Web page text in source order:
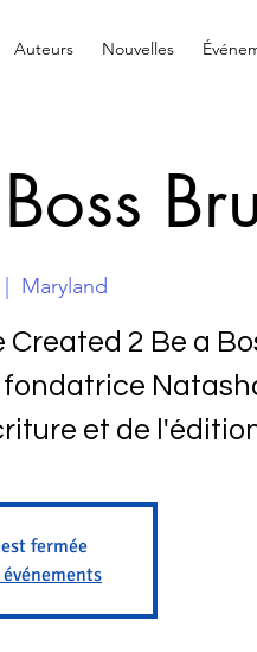
Auteurs Nouvelles
Maryland
2 Be a
fondatrice
et de
fermée